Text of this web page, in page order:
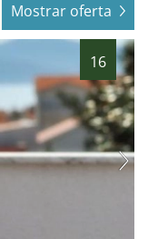
Mostrar oferta
16